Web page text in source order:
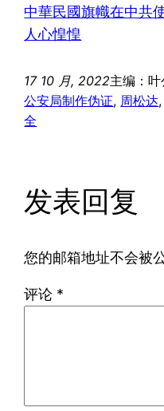
中華民國旗幟在中共
人心惶惶
17 10 月, 2022主编：
公安局制作伪证, 周松达
全
发表回复
您的邮箱地址不会被公
评论 *